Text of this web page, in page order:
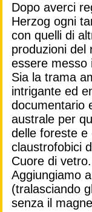
Dopo averci
Herzog ogni
con quelli di
produzioni del
essere messo
Sia la trama
intrigante ed
documentario
australe per
delle foreste e
claustrofobici
Cuore di
Aggiungiamo
(tralasciando
senza il